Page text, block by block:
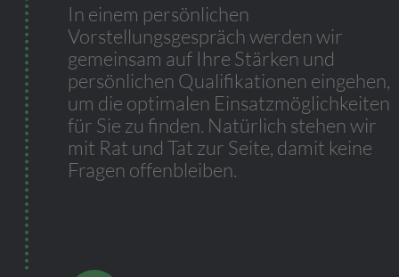
In einem persönlichen
Vorstellungsgespräch werden wir
gemeinsam auf Ihre Stärken und
persönlichen Qualifikationen eingehen,
um die optimalen Einsatzmöglichkeiten
für Sie zu finden. Natürlich stehen wir
mit Rat und Tat zur Seite, damit keine
Fragen offenbleiben.